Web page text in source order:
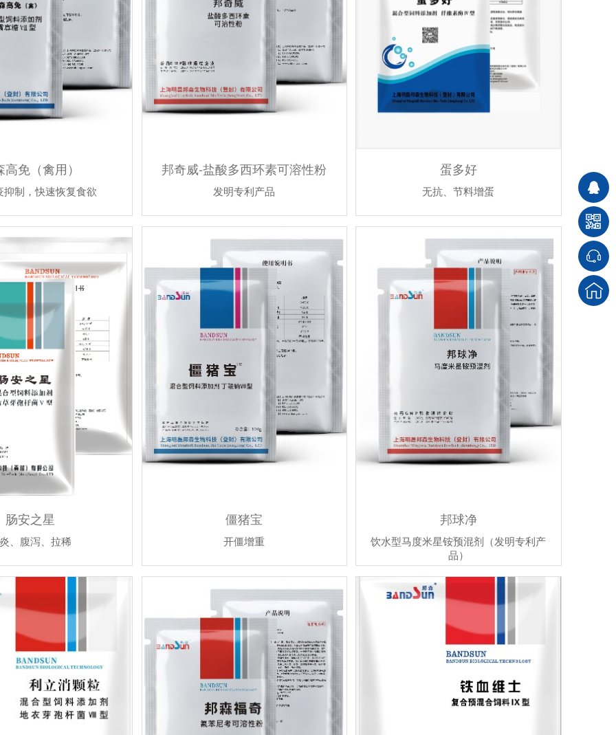
高免（禽用）
抑制，快速恢复食欲
邦奇威-盐酸多西环素可溶性粉
发明专利产品
蛋多好
无抗、节料增蛋
肠安之星
、腹泻、拉稀
僵猪宝
开僵增重
邦球净
饮水型马度米星铵预混剂（发明专利产
品）